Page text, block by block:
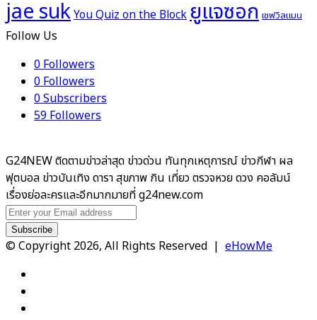
jae sukYou Quiz on the Blockยูแจซอก เชฟวิลแมน
Follow Us
0 Followers
0 Followers
0Subscribers
59 Followers
G24NEW ติดตามข่าวล่าสุด ข่าวด่วน ทันทุกเหตุการณ์ ข่าวกีฬา ผล
ฟุตบอล ข่าวบันเทิง ดารา สุขภาพ กิน เที่ยว ตรวจหวย ดวง คอลัมน์
เรื่องย่อละครและอีกมากมายที่ g24new.com
Enter
your
Email
© Copyright 2026, All Rights Reserved | eHowMe